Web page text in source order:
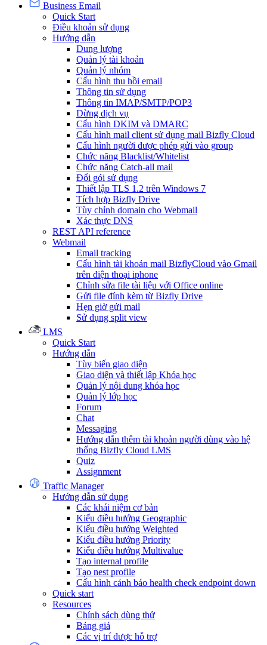
Business Email
Quick Start
Điều khoản sử dụng
Hướng dẫn
Dung lượng
Quản lý tài khoản
Quản lý nhóm
Cấu hình thu hồi email
Thông tin sử dụng
Thông tin IMAP/SMTP/POP3
Dừng dịch vụ
Cấu hình DKIM và DMARC
Cấu hình mail client sử dụng mail Bizfly Cloud
Cấu hình người được phép gửi vào group
Chức năng Blacklist/Whitelist
Chức năng Catch-all mail
Đổi gói sử dụng
Thiết lập TLS 1.2 trên Windows 7
Tích hợp Bizfly Drive
Tùy chỉnh domain cho Webmail
Xác thực DNS
REST API reference
Webmail
Email tracking
Cấu hình tài khoản mail BizflyCloud vào Gmail
trên điện thoại iphone
Chỉnh sửa file tài liệu với Office online
Gửi file đính kèm từ Bizfly Drive
Hẹn giờ gửi mail
Sử dụng split view
LMS
Quick Start
Hướng dẫn
Tùy biến giao diện
Giao diện và thiết lập Khóa học
Quản lý nội dung khóa học
Quản lý lớp học
Forum
Chat
Messaging
Hướng dẫn thêm tài khoản người dùng vào hệ
thống Bizfly Cloud LMS
Quiz
Assignment
Traffic Manager
Hướng dẫn sử dụng
Các khái niệm cơ bản
Kiểu điều hướng Geographic
Kiểu điều hướng Weighted
Kiểu điều hướng Priority
Kiểu điều hướng Multivalue
Tạo internal profile
Tạo nest profile
Cấu hình cảnh báo health check endpoint down
Quick start
Resources
Chính sách dùng thử
Bảng giá
Các vị trí được hỗ trợ